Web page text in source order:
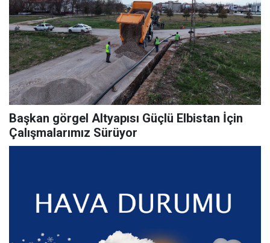
Başkan görgel Altyapısı Güçlü Elbistan İçin
Çalışmalarımız Sürüyor